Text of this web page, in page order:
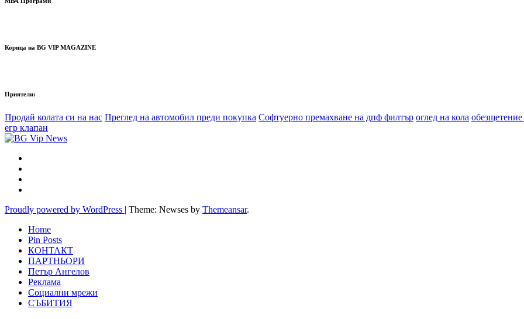
Корица на BG VIP MAGAZINE
Приятели:
Продай колата си на нас Преглед на автомобил преди покупка Софтуерно премахване на дпф филтър оглед на кола
егр клапан
Proudly powered by WordPress | Theme: Newses by Themeansar.
Home
Pin Posts
КОНТАКТ
ПАРТНЬОРИ
Петър Ангелов
Реклама
Социални мрежи
СЪБИТИЯ